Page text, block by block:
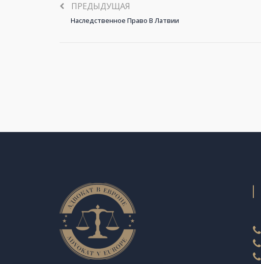
ПРЕДЫДУЩАЯ
Наследственное Право В Латвии